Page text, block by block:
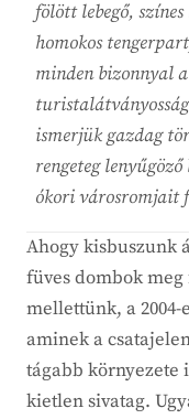
fölött lebegő,
homokos
minden bizonnyal
ismerjük gazdag
rengeteg
ókori városromjait
Ahogy kisbuszunk
füves dombok
mellettünk, a
aminek a
tágabb környezete
kietlen sivatag.